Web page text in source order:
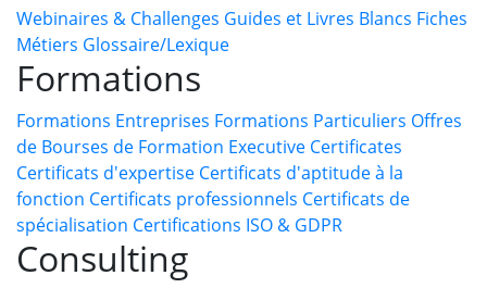
Webinaires & Challenges Guides et Livres Blancs Fiches
Métiers Glossaire/Lexique
Formations
Formations Entreprises Formations Particuliers Offres
de Bourses de Formation Executive Certificates
Certificats d'expertise Certificats d'aptitude à la
fonction Certificats professionnels Certificats de
spécialisation Certifications ISO & GDPR
Consulting